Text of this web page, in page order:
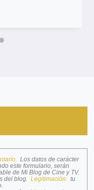
Los datos de carácter
este formulario, serán
de Mi Blog de Cine y TV.
del blog. Legitimación: tu